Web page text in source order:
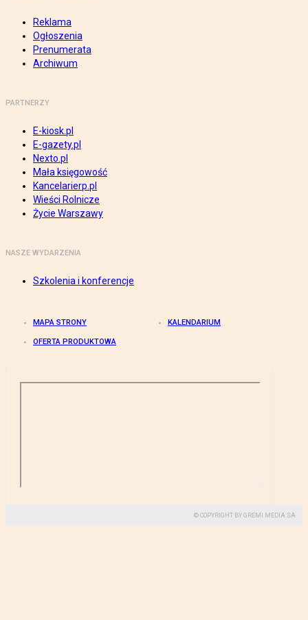
Reklama
Ogłoszenia
Prenumerata
Archiwum
PARTNERZY
E-kiosk.pl
E-gazety.pl
Nexto.pl
Mała księgowość
Kancelarierp.pl
Wieści Rolnicze
Życie Warszawy
NASZE WYDARZENIA
Szkolenia i konferencje
MAPA STRONY KALENDARIUM
OFERTA PRODUKTOWA
© COPYRIGHT BY GREMI MEDIA SA